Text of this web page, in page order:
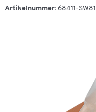
Artikelnummer: 68411-SW81